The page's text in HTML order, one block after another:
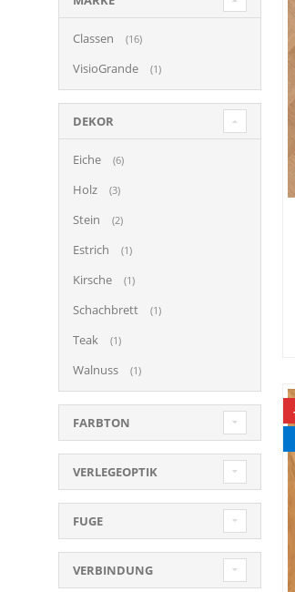
Classen 16
VisioGrande 1
DEKOR
Eiche 6
Holz 3
Stein 2
Estrich 1
Kirsche 1
Schachbrett 1
Teak 1
Walnuss 1
FARBTON
VERLEGEOPTIK
FUGE
VERBINDUNG